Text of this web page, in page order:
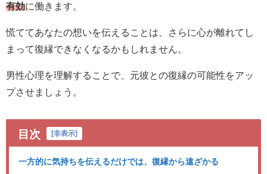
有効に働きます。
慌ててあなたの想いを伝えることは、さらに心が離れてし
まって復縁できなくなるかもしれません。
男性心理を理解することで、元彼との復縁の可能性をアッ
プさせましょう。
目次 非表示
一方的に気持ちを伝えるだけでは、復縁から遠ざかる